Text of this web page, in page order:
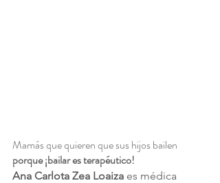
Mamás que quieren que sus hijos bailen
porque ¡bailar es terapéutico!
Ana Carlota Zea Loaiza es médica